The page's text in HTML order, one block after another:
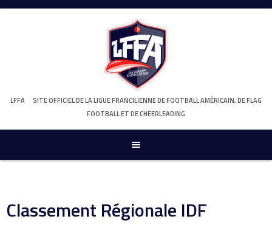
Skip
LFFA
SITE OFFICIEL DE LA LIGUE FRANCILIENNE DE FOOTBALL AMÉRICAIN, DE FLAG
FOOTBALL ET DE CHEERLEADING
Classement Régionale IDF